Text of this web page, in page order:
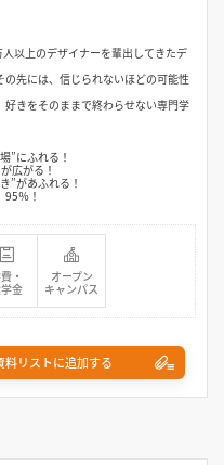
以上のデザイナーを輩出してきたデ
先には、信じられないほどの可能性
きをそのままで終わらせない専門学
”にふれる！
広がる！
”があふれる！
％！
・
金
オープン
キャンパス
料リストに追加する